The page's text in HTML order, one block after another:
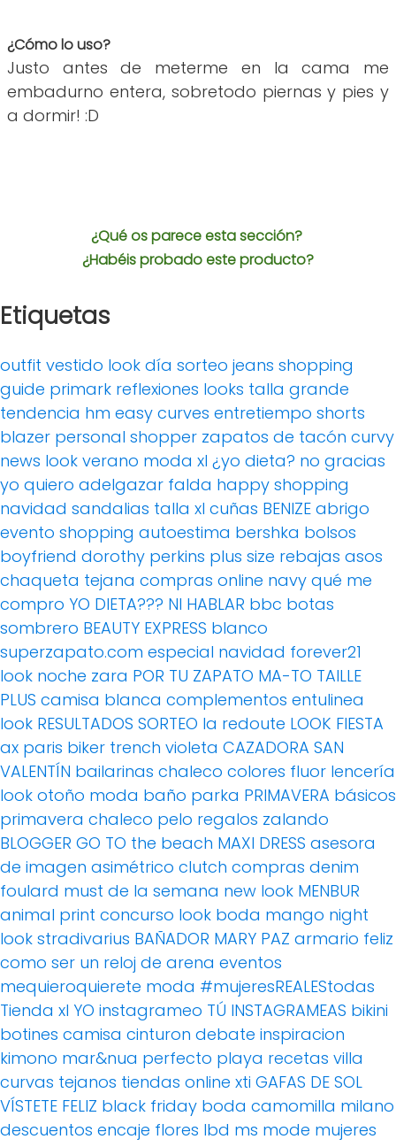
¿Cómo lo uso?
Justo antes de meterme en la cama me
embadurno entera, sobretodo piernas y pies y
a dormir! :D
¿Qué os parece esta sección?
¿Habéis probado este producto?
Etiquetas
outfit vestido look día sorteo jeans shopping
guide primark reflexiones looks talla grande
tendencia hm easy curves entretiempo shorts
blazer personal shopper zapatos de tacón curvy
news look verano moda xl ¿yo dieta? no gracias
yo quiero adelgazar falda happy shopping
navidad sandalias talla xl cuñas BENIZE abrigo
evento shopping autoestima bershka bolsos
boyfriend dorothy perkins plus size rebajas asos
chaqueta tejana compras online navy qué me
compro YO DIETA??? NI HABLAR bbc botas
sombrero BEAUTY EXPRESS blanco
superzapato.com especial navidad forever21
look noche zara POR TU ZAPATO MA-TO TAILLE
PLUS camisa blanca complementos entulinea
look RESULTADOS SORTEO la redoute LOOK FIESTA
ax paris biker trench violeta CAZADORA SAN
VALENTÍN bailarinas chaleco colores fluor lencería
look otoño moda baño parka PRIMAVERA básicos
primavera chaleco pelo regalos zalando
BLOGGER GO TO the beach MAXI DRESS asesora
de imagen asimétrico clutch compras denim
foulard must de la semana new look MENBUR
animal print concurso look boda mango night
look stradivarius BAÑADOR MARY PAZ armario feliz
como ser un reloj de arena eventos
mequieroquierete moda #mujeresREALEStodas
Tienda xl YO instagrameo TÚ INSTAGRAMEAS bikini
botines camisa cinturon debate inspiracion
kimono mar&nua perfecto playa recetas villa
curvas tejanos tiendas online xti GAFAS DE SOL
VÍSTETE FELIZ black friday boda camomilla milano
descuentos encaje flores lbd ms mode mujeres